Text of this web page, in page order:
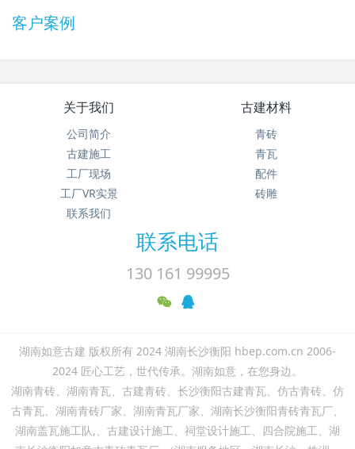
客户案例
关于我们
公司简介
古建施工
工厂现场
工厂VR实景
联系我们
古建材料
青砖
青瓦
配件
砖雕
联系电话
130 161 99995
湖南如意古建 版权所有 2024 湖南长沙衡阳 hbep.com.cn 2006-
2024 匠心工艺，世代传承。湖南如意，在您身边。
湖南青砖、湖南青瓦、古建青砖、长沙衡阳古建青瓦、仿古青砖、仿
古青瓦、湖南青砖厂家、湖南青瓦厂家、湖南长沙衡阳青砖青瓦厂、
湖南盖瓦施工队,、古建设计施工、祠堂设计施工、四合院施工、湖